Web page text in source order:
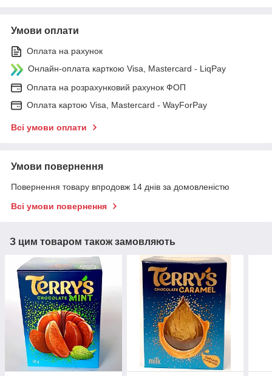
Умови оплати
Оплата на рахунок
Онлайн-оплата карткою Visa, Mastercard - LiqPay
Оплата на розрахунковий рахунок ФОП
Оплата картою Visa, Mastercard - WayForPay
Всі умови оплати
Умови повернення
Повернення товару впродовж 14 днів за домовленістю
Всі умови повернення
З цим товаром також замовляють